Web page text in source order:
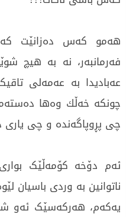
هەمو کەس دەزانێت کە
فەرمانبەر، نە بە هیچ
عەبادیدا بە عەمەلی
چونکە خەڵك وەها
چی پڕوپاگەندە و چی یاری
ئەم دۆخە کۆمەڵێک بواری
ناتوانین بە وردی باسیان
یەکەم، هەرکەسێک ئەو